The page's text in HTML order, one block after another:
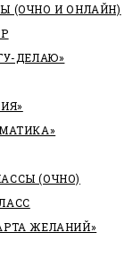
(ОЧНО И ОНЛАЙН)
ДЕЛАЮ»
(ОЧНО)
ЖЕЛАНИЙ»